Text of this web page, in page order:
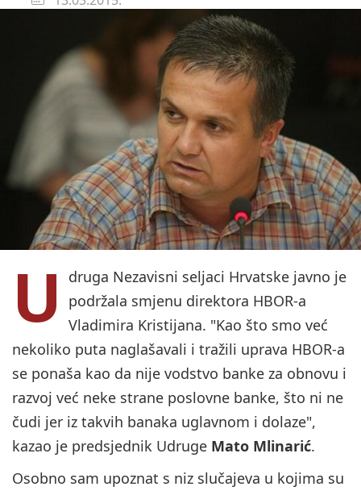
U
druga Nezavisni seljaci Hrvatske javno je
podržala smjenu direktora HBOR-a
Vladimira Kristijana. "Kao što smo već
nekoliko puta naglašavali i tražili uprava HBOR-a
se ponaša kao da nije vodstvo banke za obnovu i
razvoj već neke strane poslovne banke, što ni ne
čudi jer iz takvih banaka uglavnom i dolaze",
kazao je predsjednik Udruge Mato Mlinarić.
Osobno sam upoznat s niz slučajeva u kojima su